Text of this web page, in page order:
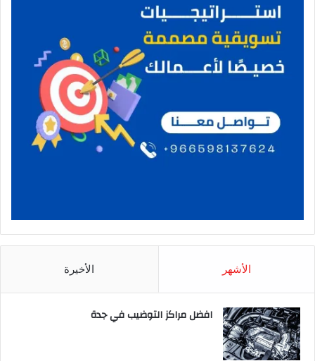
الأشهر الأخيرة
افضل مراكز التوضيب في جدة